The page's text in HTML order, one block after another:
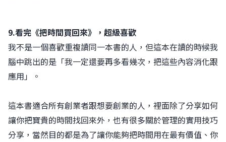
9.看完《把時間買回來》，超級喜歡
我不是一個喜歡重複讀同一本書的人，但這本在讀的時候我
腦中跳出的是「我一定還要再多看幾次，把這些內容消化跟
應用」。
這本書適合所有創業者跟想要創業的人，裡面除了分享如何
讓你把寶貴的時間找回來外，也有很多關於管理的實用技巧
分享，當然目的都是為了讓你能夠把時間用在最有價值、你